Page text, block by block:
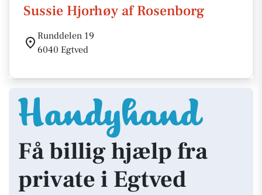
Sussie Hjorhøy af Rosenborg
Runddelen 19
6040 Egtved
Få billig hjælp fra
private i Egtved